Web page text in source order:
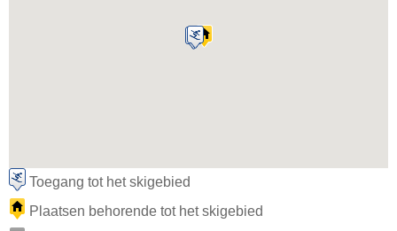
Toegang tot het skigebied
Plaatsen behorende tot het skigebied